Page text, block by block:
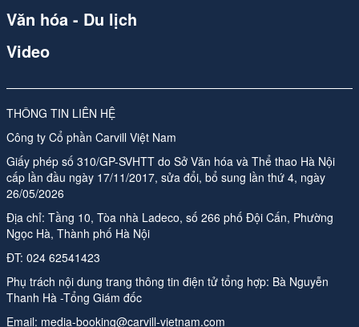
THÔNG TIN LIÊN HỆ
Công ty Cổ phần Carvill Việt Nam
Giấy phép số 310/GP-SVHTT do Sở Văn hóa và Thể thao Hà Nội
cấp lần đầu ngày 17/11/2017, sửa đổi, bổ sung lần thứ 4, ngày
26/05/2026
Địa chỉ: Tầng 10, Tòa nhà Ladeco, số 266 phố Đội Cấn, Phường
Ngọc Hà, Thành phố Hà Nội
ĐT: 024 62541423
Phụ trách nội dung trang thông tin điện tử tổng hợp: Bà Nguyễn
Thanh Hà -Tổng Giám đốc
Email: media-booking@carvill-vietnam.com
Văn hóa - Du lịch
Video